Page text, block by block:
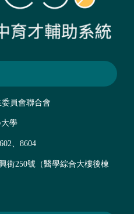
員會聯合會
學
、8604
街250號（醫學綜合大樓後棟